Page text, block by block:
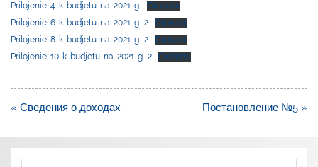
Prilojenie-4-k-budjetu-na-2021-g.
Скачать
Prilojenie-6-k-budjetu-na-2021-g.-2
Скачать
Prilojenie-8-k-budjetu-na-2021-g.-2
Скачать
Prilojenie-10-k-budjetu-na-2021-g.-2
Скачать
Навигация
записям
« Сведения о доходах Постановление №5 »